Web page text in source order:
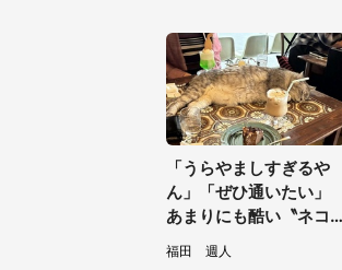
「うらやましすぎるや
ん」「ぜひ通いたい」
あまりにも酷い〝ネコハ
ラ〟受けられる喫茶店に
5.3万人驚がく
福田 週人